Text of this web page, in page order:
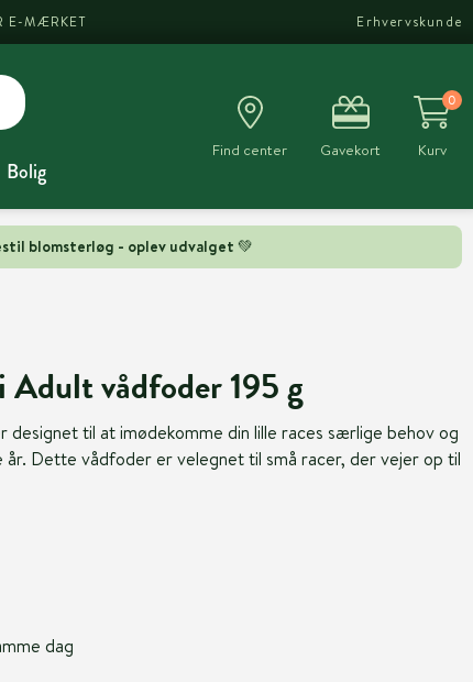
blomsterløg - oplev udvalget 💚
E-MÆRKET Erhvervskunde
Bolig
Find center Gavekort
0
Kurv
vådfoder 195 g
til at imødekomme din lille races særlige behov og
år. Dette vådfoder er velegnet til små racer, der vejer op til
dag